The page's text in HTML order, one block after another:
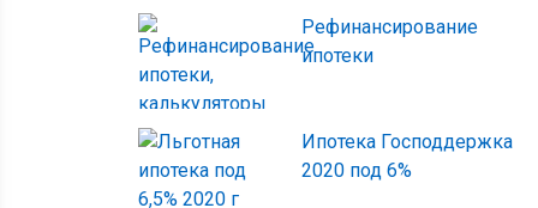
Рефинансирование
ипотеки
Ипотека Господдержка
2020 под 6%